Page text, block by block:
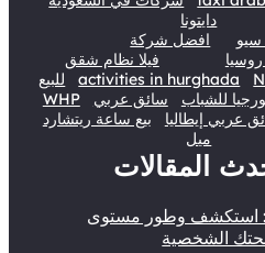
دايتونا
افضل شركة
فيلا نظام شقق
للبيع
activities in hurghada
WHP
للشباب
سائق عربي
عربي إيطاليا
بيع ساعة ريتشارد
ميل
المقالات
استكشف وطور مستوى
الشخصية